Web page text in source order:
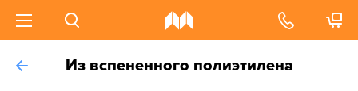
Из вспененного полиэтилена